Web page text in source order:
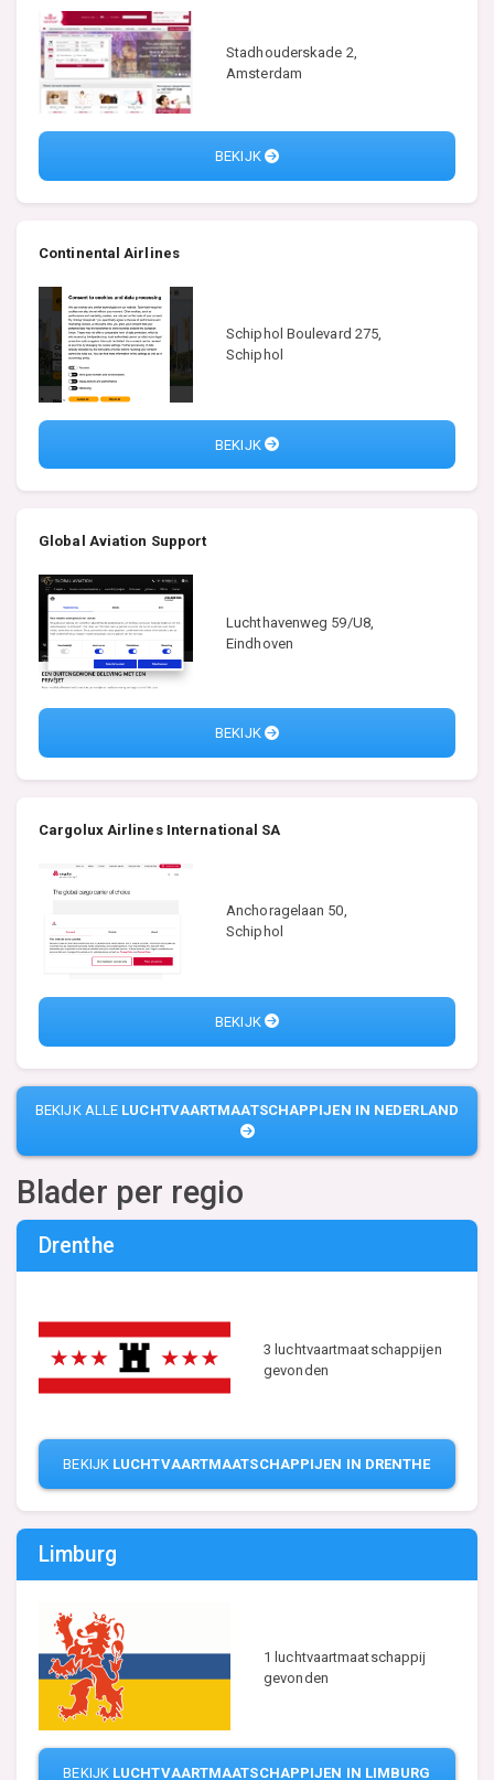
Stadhouderskade 2,
Amsterdam
BEKIJK
Continental Airlines
Schiphol Boulevard 275,
Schiphol
BEKIJK
Global Aviation Support
Luchthavenweg 59/U8,
Eindhoven
BEKIJK
Cargolux Airlines International SA
Anchoragelaan 50,
Schiphol
BEKIJK
BEKIJK ALLE LUCHTVAARTMAATSCHAPPIJEN IN NEDERLAND
Blader per regio
Drenthe
3 luchtvaartmaatschappijen
gevonden
BEKIJK LUCHTVAARTMAATSCHAPPIJEN IN DRENTHE
Limburg
1 luchtvaartmaatschappij
gevonden
BEKIJK LUCHTVAARTMAATSCHAPPIJEN IN LIMBURG